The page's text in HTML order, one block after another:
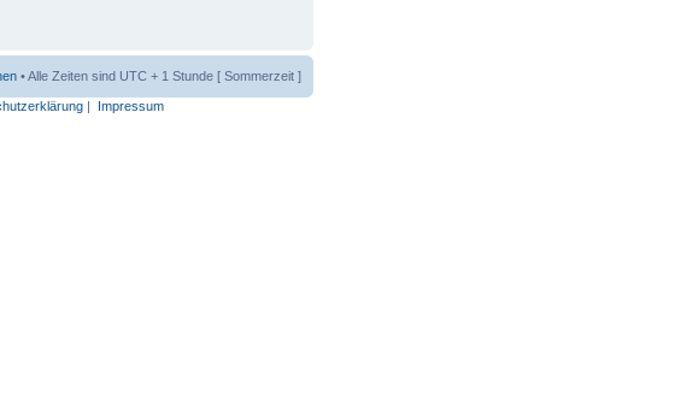
• Alle Zeiten sind UTC + 1 Stunde [ Sommerzeit ]
| Impressum